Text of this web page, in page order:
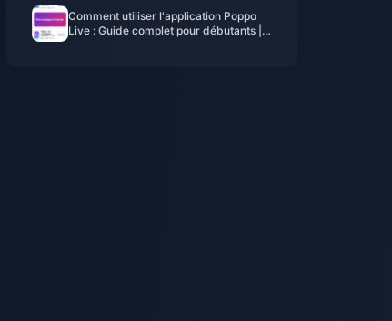
Comment utiliser l'application Poppo
Live : Guide complet pour débutants |